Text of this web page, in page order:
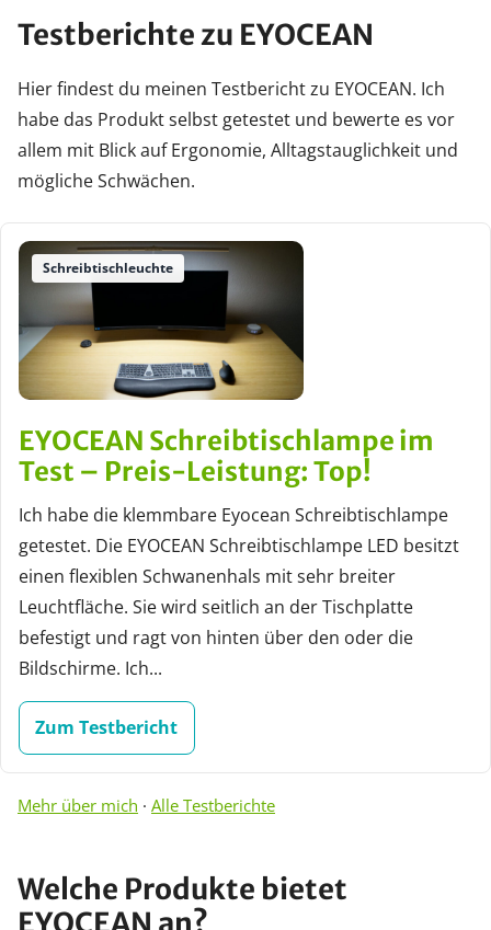
Testberichte zu EYOCEAN
Hier findest du meinen Testbericht zu EYOCEAN. Ich
habe das Produkt selbst getestet und bewerte es vor
allem mit Blick auf Ergonomie, Alltagstauglichkeit und
mögliche Schwächen.
Schreibtischleuchte
EYOCEAN Schreibtischlampe im
Test – Preis-Leistung: Top!
Ich habe die klemmbare Eyocean Schreibtischlampe
getestet. Die EYOCEAN Schreibtischlampe LED besitzt
einen flexiblen Schwanenhals mit sehr breiter
Leuchtfläche. Sie wird seitlich an der Tischplatte
befestigt und ragt von hinten über den oder die
Bildschirme. Ich...
Zum Testbericht
Mehr über mich · Alle Testberichte
Welche Produkte bietet
EYOCEAN an?